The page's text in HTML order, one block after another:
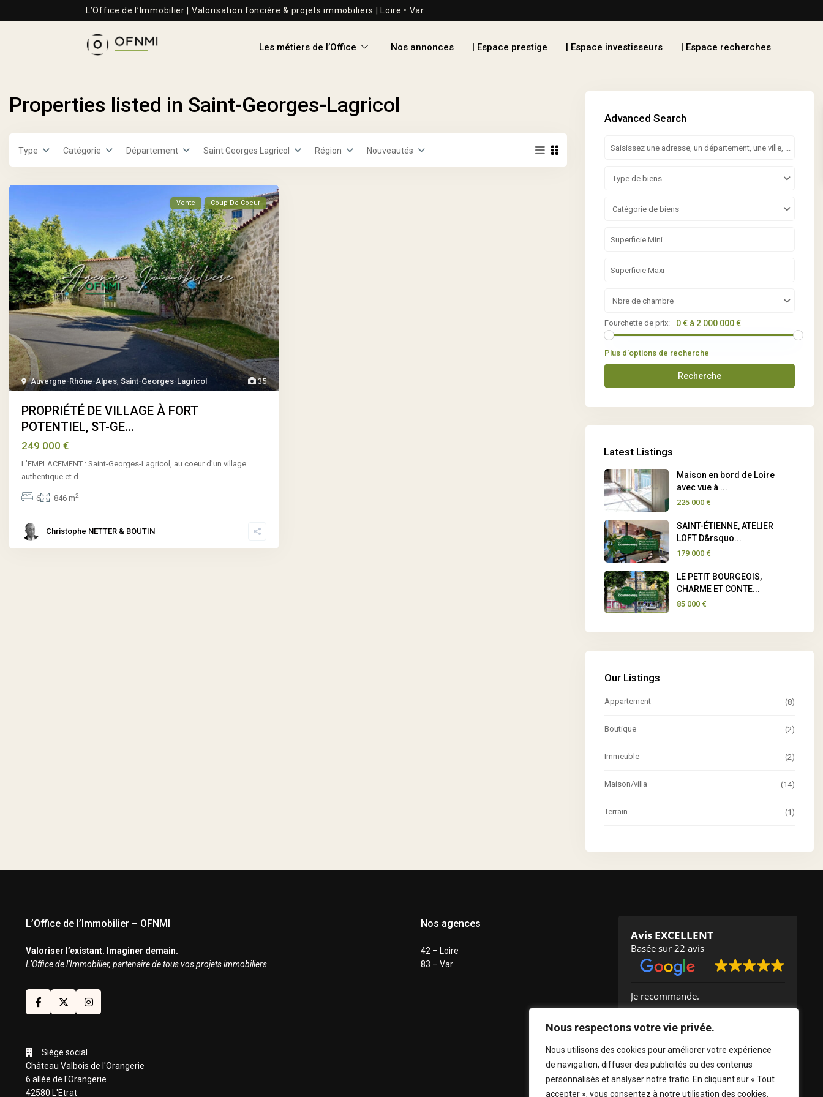
Nous respectons votre vie privée.
Nous utilisons des cookies pour améliorer votre expérience
de navigation, diffuser des publicités ou des contenus
personnalisés et analyser notre trafic. En cliquant sur « Tout
accepter », vous consentez à notre utilisation des cookies.
L’Office de l’Immobilier | Valorisation foncière & projets immobiliers | Loire • Var
Les métiers de l’Office Nos annonces | Espace prestige | Espace investisseurs | Espace recherches
Properties listed in Saint-Georges-Lagricol
Type Catégorie Département Saint Georges Lagricol Région Nouveautés
35
Auvergne-Rhône-Alpes Saint-Georges-Lagricol
Vente Coup De Coeur
PROPRIÉTÉ DE VILLAGE À FORT
POTENTIEL, ST-GE...
249 000 €
L’EMPLACEMENT : Saint-Georges-Lagricol, au coeur d’un village
authentique et d
6 846 m2
Christophe NETTER & BOUTIN
Advanced Search
Type de biens
Catégorie de biens
Nbre de chambre
Fourchette de prix: 0 € à 2 000 000 €
Plus d'options de recherche
Recherche
Latest Listings
Maison en bord de Loire
avec vue à ...
225 000 €
SAINT-ÉTIENNE, ATELIER
LOFT D&rsquo...
179 000 €
LE PETIT BOURGEOIS,
CHARME ET CONTE...
85 000 €
Our Listings
Appartement (8)
Boutique (2)
Immeuble (2)
Maison/villa (14)
Terrain (1)
L’Office de l’Immobilier – OFNMI
Valoriser l’existant. Imaginer demain.
L’Office de l’Immobilier, partenaire de tous vos projets immobiliers.
Siège social
Château Valbois de l'Orangerie
6 allée de l'Orangerie
42580 L'Etrat
Nos agences
42 – Loire
83 – Var
Avis EXCELLENT
Basée sur 22 avis
Je recommande.
2024-09-14